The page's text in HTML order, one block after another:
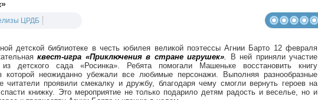
ЦРДБ
детской библиотеке в честь юбилея великой поэтессы Агнии Барто 12 февраля
квест-игра «Приключения в стране игрушек».
В ней приняли участие
из детского сада «Росинка». Ребята помогали Машеньке восстановить книгу
которой неожиданно убежали все любимые персонажи. Выполняя разнообразные
читатели проявили смекалку и дружбу, благодаря чему смогли вернуть героев на
книжку. Это мероприятие не только подарило детям радость и веселье, но и